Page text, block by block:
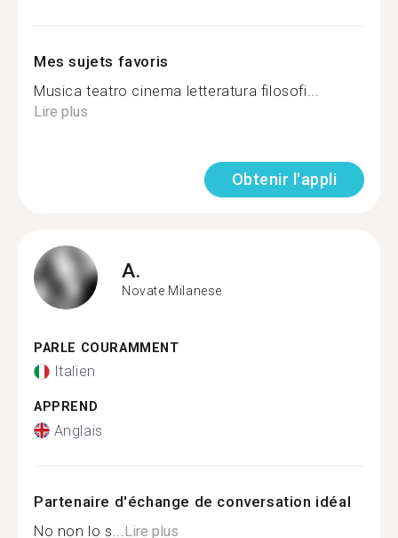
Mes sujets favoris
Musica teatro cinema letteratura filosofi...
Lire plus
Obtenir l'appli
A.
Novate Milanese
PARLE COURAMMENT
Italien
APPREND
Anglais
Partenaire d'échange de conversation idéal
No non lo s... Lire plus